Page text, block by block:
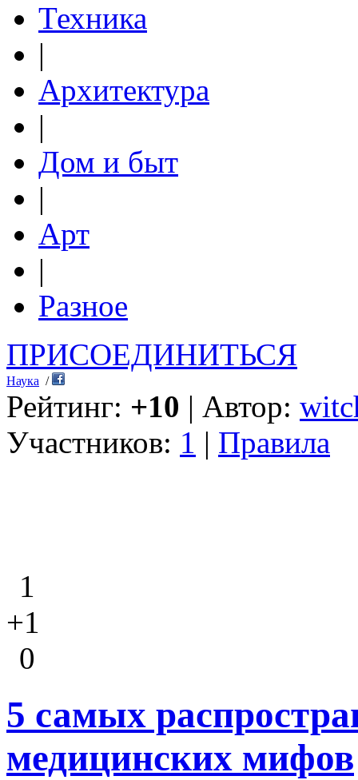
Техника
|
Архитектура
|
Дом и быт
|
Арт
|
Разное
ПРИСОЕДИНИТЬСЯ
Наука /
Рейтинг: +10 | Автор:
Участников: 1 | Правила
1
+1
0
5 самых
медицинских мифов